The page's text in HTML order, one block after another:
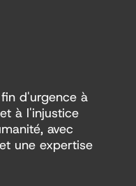
d'urgence à
à l'injustice
avec
une expertise